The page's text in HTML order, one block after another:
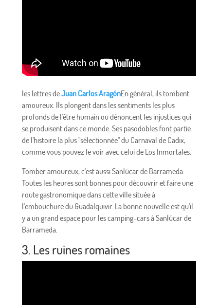
les lettres deJuan Carlos AragónEn général, ils tombent
amoureux. Ils plongent dans les sentiments les plus
profonds de l'être humain ou dénoncent les injustices qui
se produisent dans ce monde. Ses pasodobles font partie
de l'histoire la plus "sélectionnée" du Carnaval de Cadix,
comme vous pouvez le voir avec celui de Los Inmortales.
Tomber amoureux, c'est aussi Sanlúcar de Barrameda.
Toutes les heures sont bonnes pour découvrir et faire une
route gastronomique dans cette ville située à
l'embouchure du Guadalquivir. La bonne nouvelle est qu'il
y a un grand espace pour les camping-cars à Sanlúcar de
Barrameda.
3. Les ruines romaines